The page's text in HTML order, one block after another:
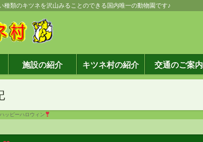
類のキツネを沢山みることのできる国内唯一の動物園です♪
施設の紹介 キツネ村の紹介 交通のご案内
ッピーハロウィン